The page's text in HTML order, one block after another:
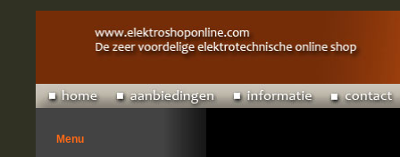
Menu